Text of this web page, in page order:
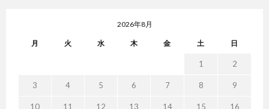
2026年8月
月 火 水 木 金 土 日
1 2
3 4 5 6 7 8 9
10 11 12 13 14 15 16